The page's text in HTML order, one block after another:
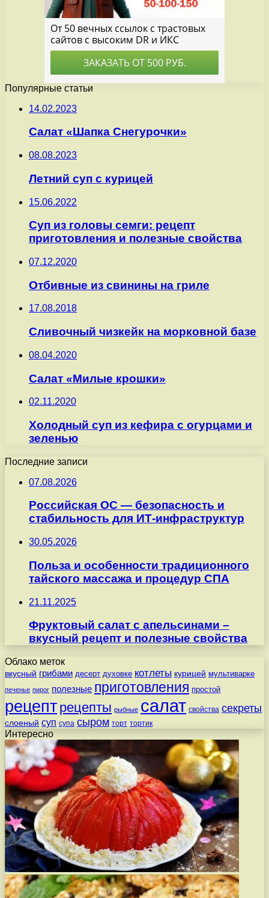
Популярные статьи
14.02.2023
Салат «Шапка Снегурочки»
08.08.2023
Летний суп с курицей
15.06.2022
Суп из головы семги: рецепт
приготовления и полезные свойства
07.12.2020
Отбивные из свинины на гриле
17.08.2018
Сливочный чизкейк на морковной базе
08.04.2020
Салат «Милые крошки»
02.11.2020
Холодный суп из кефира с огурцами и
зеленью
Последние записи
07.08.2026
Российская ОС — безопасность и
стабильность для ИТ-инфраструктур
30.05.2026
Польза и особенности традиционного
тайского массажа и процедур СПА
21.11.2025
Фруктовый салат с апельсинами –
вкусный рецепт и полезные свойства
Облако меток
вкусный грибами десерт духовке котлеты курицей мультиварке
печенье пирог полезные приготовления простой
рецепт рецепты рыбные салат свойства секреты
слоеный суп супа сыром торт тортик
Интересно